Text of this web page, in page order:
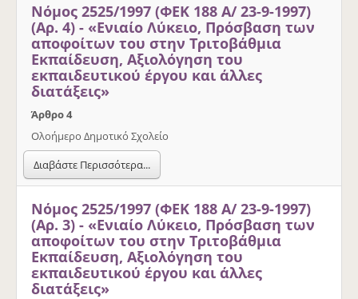
Νόμος 2525/1997 (ΦΕΚ 188 Α/ 23-9-1997)
(Αρ. 4) - «Ενιαίο Λύκειο, Πρόσβαση των
αποφοίτων του στην Τριτοβάθμια
Εκπαίδευση, Αξιολόγηση του
εκπαιδευτικού έργου και άλλες
διατάξεις»
Άρθρο 4
Ολοήμερο Δημοτικό Σχολείο
Διαβάστε Περισσότερα...
Νόμος 2525/1997 (ΦΕΚ 188 Α/ 23-9-1997)
(Αρ. 3) - «Ενιαίο Λύκειο, Πρόσβαση των
αποφοίτων του στην Τριτοβάθμια
Εκπαίδευση, Αξιολόγηση του
εκπαιδευτικού έργου και άλλες
διατάξεις»